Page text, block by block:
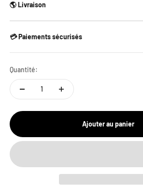
🌎 Livraison
💳 Paiements sécurisés
Quantité:
Ajouter au panier